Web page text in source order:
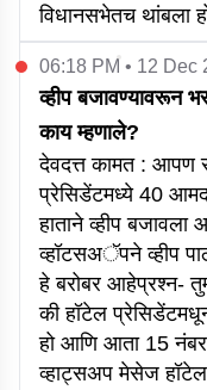
विधानसभेतच थांबला
06:18 PM • 12 Dec
व्हीप बजावण्यावरून
काय म्हणाले?
देवदत्त कामत : आपण
प्रेसिडेंटमध्ये 40
हाताने व्हीप बजावला
व्हॉटसअॅपने व्हीप
हे बरोबर आहेप्रश्न-
की हॉटेल
हो आणि आता 15 नंबर
व्हाट्सअप मेसेज